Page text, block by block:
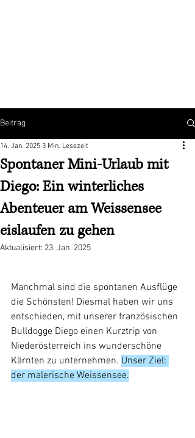
Beitrag
Spontaner Mini-Urlaub mit
Diego: Ein winterliches
Abenteuer am Weissensee
eislaufen zu gehen
14. Jan. 2025 3 Min. Lesezeit
Aktualisiert: 23. Jan. 2025
Manchmal sind die spontanen Ausflüge
die Schönsten! Diesmal haben wir uns
entschieden, mit unserer französischen
Bulldogge Diego einen Kurztrip von
Niederösterreich ins wunderschöne
Kärnten zu unternehmen. Unser Ziel:
der malerische Weissensee.